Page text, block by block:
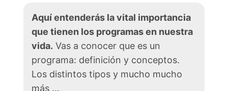
Aquí entenderás la vital importancia que
tienen los programas en nuestra vida.Vas
a conocer que es un programa: definición
y conceptos. Los distintos tipos y mucho
mucho más ...